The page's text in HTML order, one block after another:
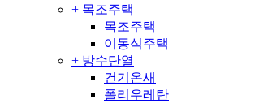
+ 목조주택
목조주택
이동식주택
+ 방수단열
건기온새
폴리우레탄